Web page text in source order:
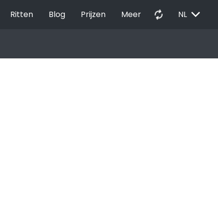
Ritten Blog Prijzen Meer autorenew NL EXPAND_MORE